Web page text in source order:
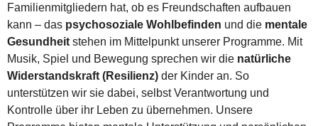
Familienmitgliedern hat, ob es Freundschaften aufbauen
kann – das psychosoziale Wohlbefinden und die mentale
Gesundheit stehen im Mittelpunkt unserer Programme. Mit
Musik, Spiel und Bewegung sprechen wir die natürliche
Widerstandskraft (Resilienz) der Kinder an. So
unterstützen wir sie dabei, selbst Verantwortung und
Kontrolle über ihr Leben zu übernehmen. Unsere